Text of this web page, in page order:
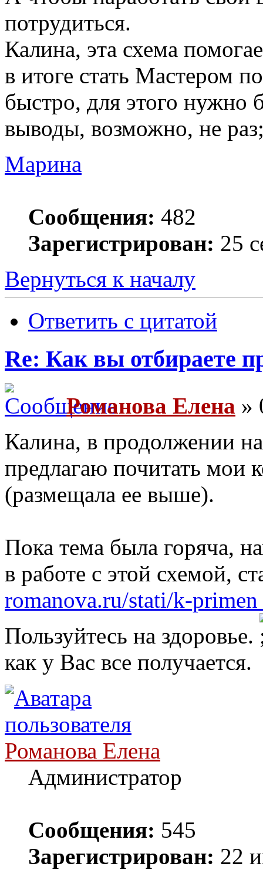
потрудиться.
Калина, эта схема
в итоге стать Мастером
быстро, для этого нужно
выводы, возможно, не
Марина
Сообщения: 482
Зарегистрирован: 25
Вернуться к началу
Ответить с цитатой
Re: Как вы отбираете
Романова Елена »
Калина, в продолжении
предлагаю почитать мои
(размещала ее выше).
Пока тема была горяча,
в работе с этой схемой,
romanova.ru/stati/k-
Пользуйтесь на здоровье.
как у Вас все получается.
Романова Елена
Администратор
Сообщения: 545
Зарегистрирован: 22